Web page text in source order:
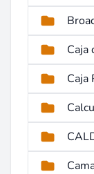
Caja